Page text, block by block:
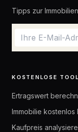
Tipps zur
KOSTENLOSE
Ertragswert
Immobilie kostenlos
Kaufpreis